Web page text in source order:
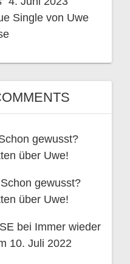
Single von Uwe
gewusst?
über Uwe!
Schon gewusst?
über Uwe!
bei Immer wieder
10. Juli 2022